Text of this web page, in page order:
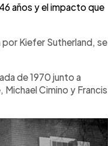
años y el impacto que
Kiefer Sutherland, se
de 1970 junto a
Cimino y Francis